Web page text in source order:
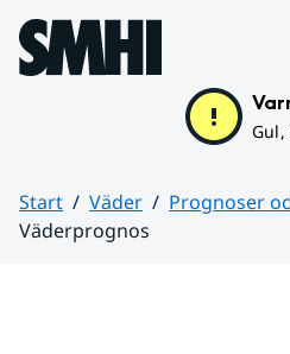
Hoppa till sidans innehåll
Gul,
Start Väder
Prognoser
Väderprognos